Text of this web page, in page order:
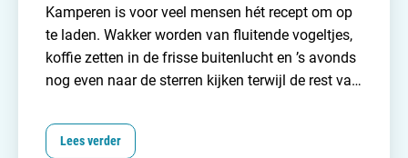
Kamperen is voor veel mensen hét recept om op
te laden. Wakker worden van fluitende vogeltjes,
koffie zetten in de frisse buitenlucht en ’s avonds
nog even naar de sterren kijken terwijl de rest van
hoe idyllisch dit ook klinkt, de wereld is technisch
gezien nogal vooruitgegaan. Dingen zijn
Lees verder